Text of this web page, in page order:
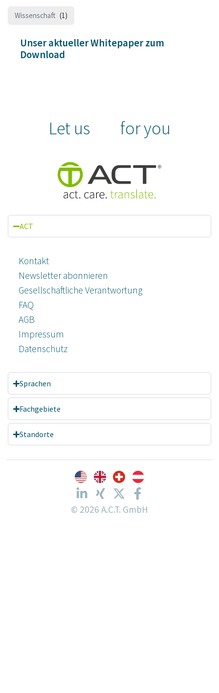
Wissenschaft (1)
Unser aktueller Whitepaper zum
Download
Let us for you
ACT
Kontakt
Newsletter abonnieren
Gesellschaftliche Verantwortung
FAQ
AGB
Impressum
Datenschutz­
Sprachen
Fachgebiete
Standorte
© 2026 A.C.T. GmbH